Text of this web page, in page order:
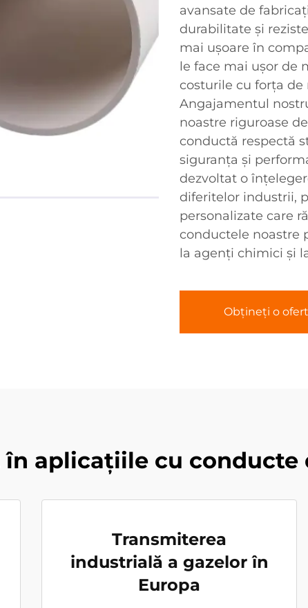
avansate de
durabilitate și
mai ușoare în
le face mai ușor de
costurile cu forța
Angajamentul
noastre riguroase
conductă respectă
siguranța și
dezvoltat o
diferitelor industrii,
personalizate care
conductele noastre
la agenți chimici și
Obțineți o
în aplicațiile cu
Transmiterea
industrială a gazelor în
Europa